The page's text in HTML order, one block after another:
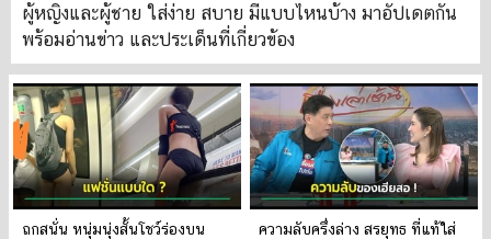
ผู้หญิงและผู้ชาย ใส่ง่าย สบาย มีแบบไหนบ้าง มาอัปเดตกัน
พร้อมอ่านข่าว และประเด็นที่เกี่ยวข้อง
ถกสนั่น หนุ่มนุ่งสั้นโชว์ร่องบน
ความลับครึ่งล่าง สรยุทธ ที่แท้ใส่